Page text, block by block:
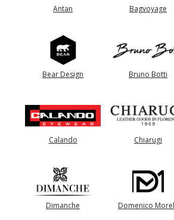
Antan Bagvoyage
Bear Design Bruno Botti
Calando Chiarugi
Dimanche Domenico